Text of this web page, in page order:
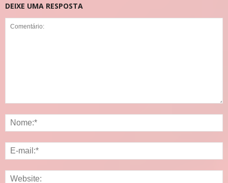
DEIXE UMA RESPOSTA